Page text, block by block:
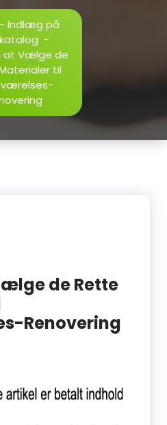
- Indlæg på
-
at Vælge de
til
de Rette
Renovering